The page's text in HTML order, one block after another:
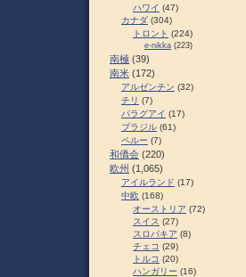
ハワイ (47)
カナダ (304)
トロント (224)
e-nikka (223)
南極 (39)
南米 (172)
アルゼンチン (32)
チリ (7)
パラグアイ (17)
ブラジル (61)
ペルー (7)
和僑会 (220)
欧州 (1,065)
アイルランド (17)
中欧 (168)
オーストリア (72)
スイス (27)
スロパキア (8)
チェコ (29)
トルコ (20)
ハンガリー (16)